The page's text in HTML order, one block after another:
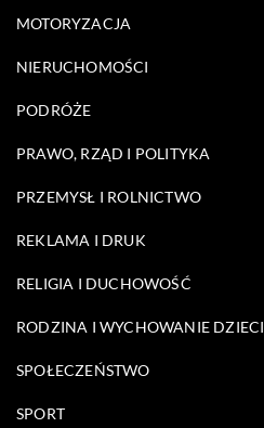
MOTORYZACJA
NIERUCHOMOŚCI
PODRÓŻE
PRAWO, RZĄD I POLITYKA
PRZEMYSŁ I ROLNICTWO
REKLAMA I DRUK
RELIGIA I DUCHOWOŚĆ
RODZINA I WYCHOWANIE DZIECI
SPOŁECZEŃSTWO
SPORT